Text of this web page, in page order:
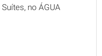
no ÁGUA